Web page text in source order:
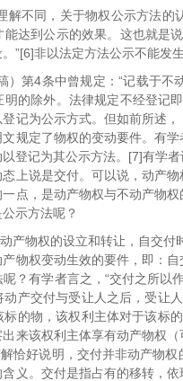
解不同，关于物权公示方法
达到公示的效果。这也就是
”[6]非以法定方法公示不能发
）第4条中曾规定：“记载于
的除外。法律规定不经登记
记为公示方式。但如前所述
规定了物权的变动要件。有
登记为其公示方法。[7]有学
上说是交付。可以说，动产
点，是动产物权与不动产物
示方法呢？
动产物权的设立和转让，自交
物权变动生效的要件，即：
？有学者言之，“交付之所以
产交付与受让人之后，受让
的物，该权利主体对于该标
来该权利主体享有动产物权
恰好说明，交付并非动产物
义。交付是指占有的移转，